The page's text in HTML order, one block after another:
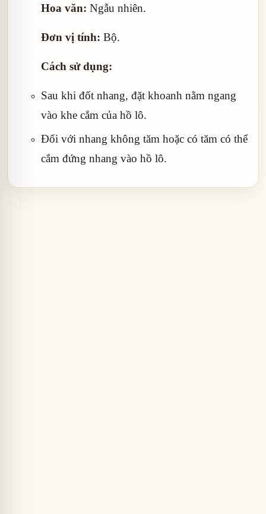
Hoa văn: Ngẫu nhiên.
Đơn vị tính: Bộ.
Cách sử dụng:
Sau khi đốt nhang, đặt khoanh nằm ngang
vào khe cắm của hồ lô.
Đối với nhang không tăm hoặc có tăm có thể
cắm đứng nhang vào hồ lô.